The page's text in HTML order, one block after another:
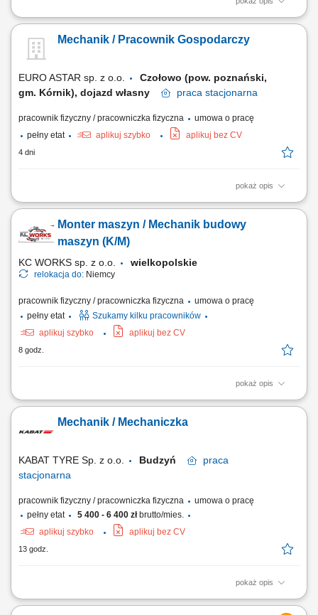
Opis stanowiska: wykonywanie napraw gwarancyjnych i
klientów Pracodawcy
Mechanik / Pracownik Gospodarczy
EURO ASTAR sp. z o.o.
Czołowo (pow. poznański,
gm. Kórnik), dojazd własny
praca stacjonarna
pracownik fizyczny / pracowniczka fizyczna
umowa o pracę
pełny etat
aplikuj szybko aplikuj bez CV
4 dni
pokaż opis
Zakres obowiązków do uzgodnienia, w zależności od posiadanych
produkcyjnych; prace ogólnogospodarcze; współpraca z zewnętrznymi
serwisami zakup części zamiennych;
Monter maszyn / Mechanik budowy
maszyn (K/M)
KC WORKS sp. z o.o. wielkopolskie
relokacja do: Niemcy
pracownik fizyczny / pracowniczka fizyczna
umowa o pracę
pełny etat
Szukamy kilku pracowników
aplikuj szybko
aplikuj bez CV
8 godz.
pokaż opis
Praca będzie wykonywana w naszej lokalizacji produkcyjnej i
maszyn oraz podzespołów mechanicznych; Montaż elementów zgodnie
Mechanik / Mechaniczka
KABAT TYRE Sp. z o.o. Budzyń
praca
stacjonarna
pracownik fizyczny / pracowniczka fizyczna
umowa o pracę
pełny etat
5 400 - 6 400 złbrutto/mies.
aplikuj szybko
aplikuj bez CV
13 godz.
pokaż opis
Zakres obowiązków: Usuwanie bieżących awarii maszyn i urządzeń